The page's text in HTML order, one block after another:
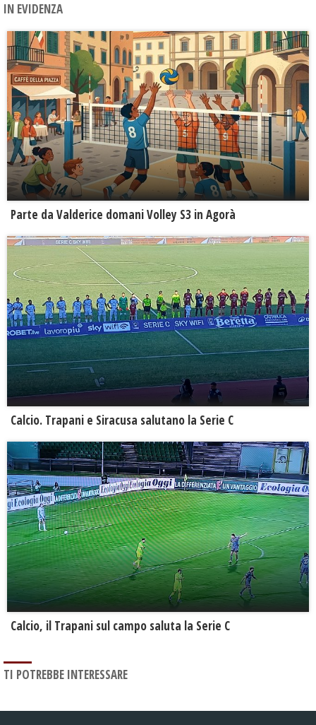
IN EVIDENZA
Parte da Valderice domani Volley S3 in Agorà
Calcio. Trapani e Siracusa salutano la Serie C
Calcio, il Trapani sul campo saluta la Serie C
TI POTREBBE INTERESSARE